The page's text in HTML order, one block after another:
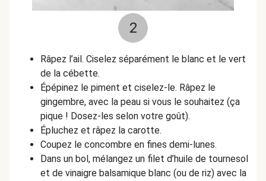
2
Râpez l’ail. Ciselez séparément le blanc et le vert
de la cébette.
Épépinez le piment et ciselez-le. Râpez le
gingembre, avec la peau si vous le souhaitez (ça
pique ! Dosez-les selon votre goût).
Épluchez et râpez la carotte.
Coupez le concombre en fines demi-lunes.
Dans un bol, mélangez un filet d’huile de tournesol
et de vinaigre balsamique blanc (ou de riz) avec la